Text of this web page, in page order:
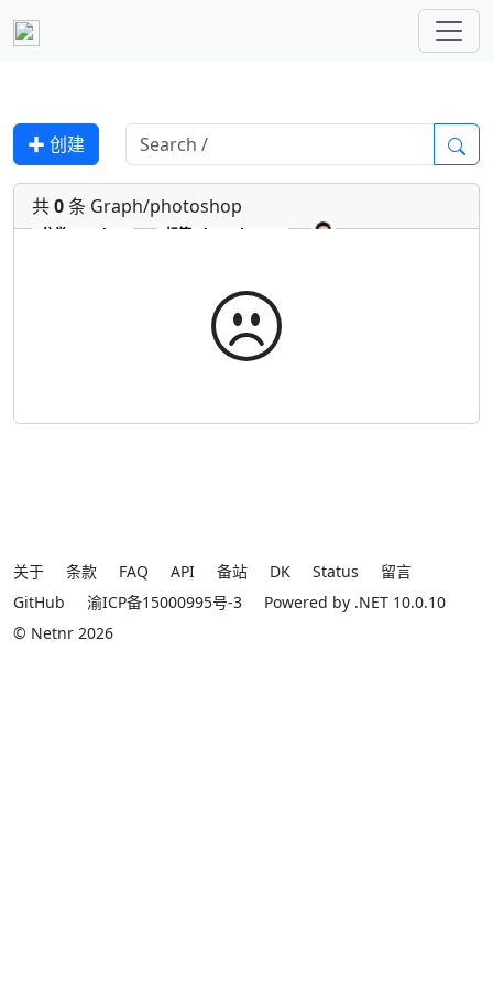
✚ 创建
共0条 Graph/photoshop
分类 Graph 标签 photoshop
关于 条款 FAQ API 备站 DK Status
留言
GitHub
渝ICP备15000995号-3
Powered by .NET 10.0.10
© Netnr 2026